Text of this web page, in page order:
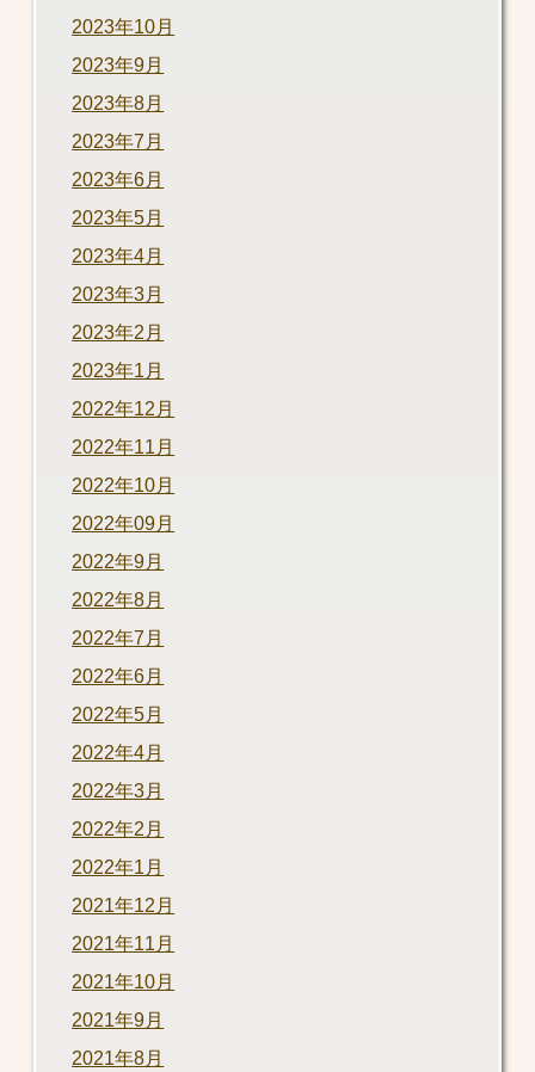
2023年10月
2023年9月
2023年8月
2023年7月
2023年6月
2023年5月
2023年4月
2023年3月
2023年2月
2023年1月
2022年12月
2022年11月
2022年10月
2022年09月
2022年9月
2022年8月
2022年7月
2022年6月
2022年5月
2022年4月
2022年3月
2022年2月
2022年1月
2021年12月
2021年11月
2021年10月
2021年9月
2021年8月